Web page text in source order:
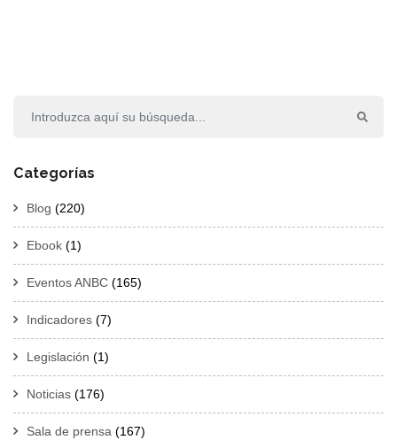
Categorías
Blog (220)
Ebook (1)
Eventos ANBC (165)
Indicadores (7)
Legislación (1)
Noticias (176)
Sala de prensa (167)